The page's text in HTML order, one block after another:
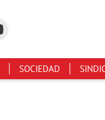
SOCIEDAD